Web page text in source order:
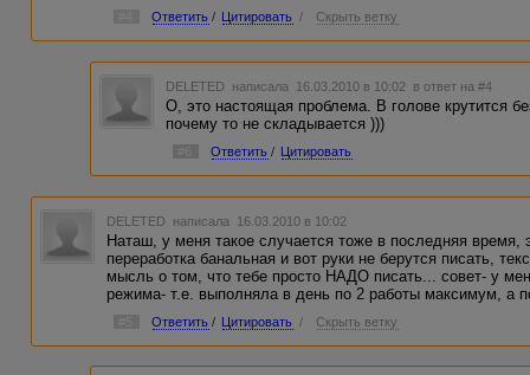
Ответить / Цитировать / Скрыть ветку
DELETED написала 16.03.2010 в 10:02 в ответ на #4
О, это настоящая проблема. В голове крутится
почему то не складывается )))
#6 Ответить / Цитировать
DELETED написала 16.03.2010 в 10:02
Наташ, у меня такое случается тоже в последняя время,
переработка банальная и вот руки не берутся писать,
мысль о том, что тебе просто НАДО писать... совет- у
режима- т.е. выполняла в день по 2 работы максимум, а
Ответить / Цитировать / Скрыть ветку